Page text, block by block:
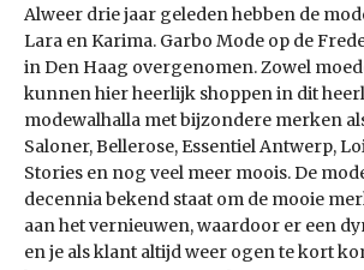
Alweer drie jaar geleden hebben de
Lara en Karima. Garbo Mode op de
in Den Haag overgenomen. Zowel
kunnen hier heerlijk shoppen in dit
modewalhalla met bijzondere merken
Saloner, Bellerose, Essentiel Antwerp,
Stories en nog veel meer moois. De
decennia bekend staat om de mooie
aan het vernieuwen, waardoor er een
en je als klant altijd weer ogen te kort